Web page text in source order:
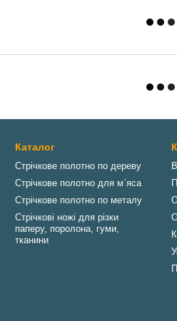
Каталог
Стрічкове полотно по дереву
Стрічкове полотно для м`яса
Стрічкове полотно по металу
Стрічкові ножі для різки
паперу, поролона, гуми,
тканини